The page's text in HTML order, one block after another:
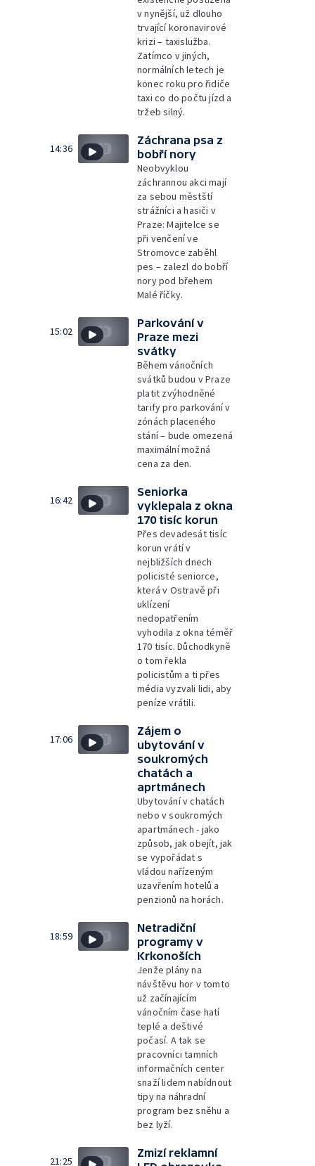
v nynější, už dlouho
trvající koronavirové
krizi – taxislužba.
Zatímco v jiných,
normálních letech je
konec roku pro řidiče
taxi co do počtu jízd a
tržeb silný.
14:36
Záchrana psa z
bobří nory
Neobvyklou
záchrannou akci mají
za sebou městští
strážníci a hasiči v
Praze: Majitelce se
při venčení ve
Stromovce zaběhl
pes – zalezl do bobří
nory pod břehem
Malé říčky.
15:02
Parkování v
Praze mezi
svátky
Během vánočních
svátků budou v Praze
platit zvýhodněné
tarify pro parkování v
zónách placeného
stání – bude omezená
maximální možná
cena za den.
16:42
Seniorka
vyklepala z okna
170 tisíc korun
Přes devadesát tisíc
korun vrátí v
nejbližších dnech
policisté seniorce,
která v Ostravě při
uklízení
nedopatřením
vyhodila z okna téměř
170 tisíc. Důchodkyně
o tom řekla
policistům a ti přes
média vyzvali lidi, aby
peníze vrátili.
17:06
Zájem o
ubytování v
soukromých
chatách a
aprtmánech
Ubytování v chatách
nebo v soukromých
apartmánech - jako
způsob, jak obejít, jak
se vypořádat s
vládou nařízeným
uzavřením hotelů a
penzionů na horách.
18:59
Netradiční
programy v
Krkonoších
Jenže plány na
návštěvu hor v tomto
už začínajícím
vánočním čase hatí
teplé a deštivé
počasí. A tak se
pracovníci tamních
informačních center
snaží lidem nabídnout
tipy na náhradní
program bez sněhu a
bez lyží.
21:25
Zmizí reklamní